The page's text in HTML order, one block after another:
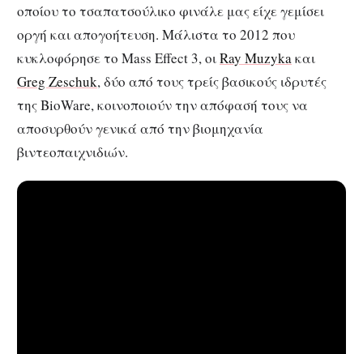
οποίου το τσαπατσούλικο φινάλε μας είχε γεμίσει
οργή και απογοήτευση. Μάλιστα το 2012 που
κυκλοφόρησε το Mass Effect 3, οιRay Muzyka και
Greg Zeschuk, δύο από τους τρείς βασικούς ιδρυτές
της BioWare, κοινοποιούν την απόφασή τους να
αποσυρθούν γενικά από την βιομηχανία
βιντεοπαιχνιδιών.